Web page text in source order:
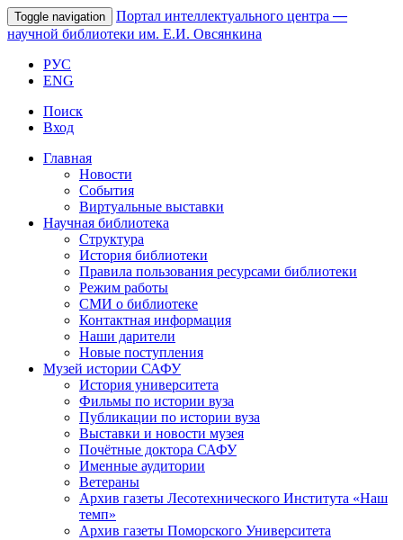
Toggle navigation Портал интеллектуального центра —
научной библиотеки им. Е.И. Овсянкина
РУС
ENG
Поиск
Вход
Главная
Новости
События
Виртуальные выставки
Научная библиотека
Структура
История библиотеки
Правила пользования ресурсами библиотеки
Режим работы
СМИ о библиотеке
Контактная информация
Наши дарители
Новые поступления
Музей истории САФУ
История университета
Фильмы по истории вуза
Публикации по истории вуза
Выставки и новости музея
Почётные доктора САФУ
Именные аудитории
Ветераны
Архив газеты Лесотехнического Института «Наш
темп»
Архив газеты Поморского Университета